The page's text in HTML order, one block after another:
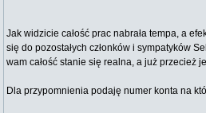
Jak widzicie całość prac nabrała tempa, a
się do pozostałych członków i sympatyków
wam całość stanie się realna, a już przecież
Dla przypomnienia podaję numer konta na